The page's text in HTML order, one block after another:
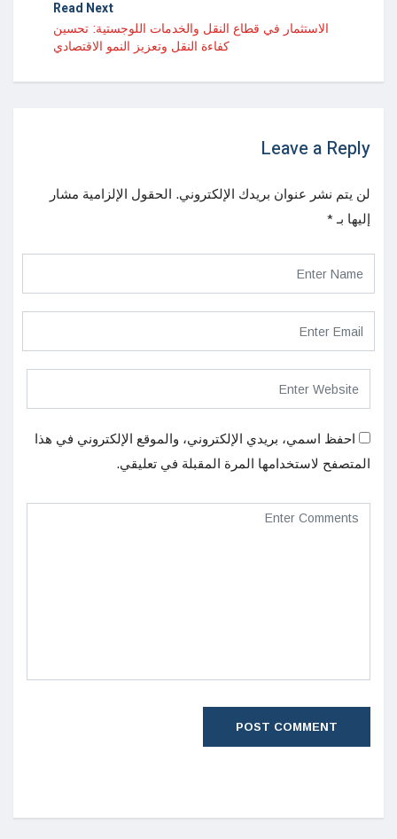
Read Next
الاستثمار في قطاع النقل والخدمات اللوجستية: تحسين
كفاءة النقل وتعزيز النمو الاقتصادي
Leave a Reply
لن يتم نشر عنوان بريدك الإلكتروني. الحقول الإلزامية مشار
إليها بـ *
احفظ اسمي، بريدي الإلكتروني، والموقع الإلكتروني في هذا
المتصفح لاستخدامها المرة المقبلة في تعليقي.